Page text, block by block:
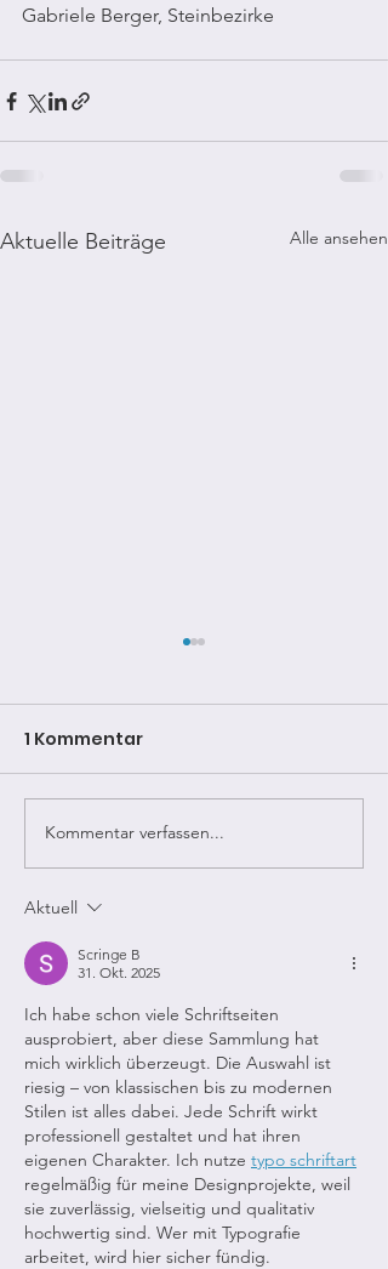
Gabriele Berger, Steinbezirke
Aktuelle Beiträge Alle ansehen
Bildervortrag: Ein Tor
durch die Zeit
1 Kommentar
Kommentar verfassen...
Aktuell
Scringe B
31. Okt. 2025
Ich habe schon viele Schriftseiten
ausprobiert, aber diese Sammlung hat
mich wirklich überzeugt. Die Auswahl ist
riesig – von klassischen bis zu modernen
Stilen ist alles dabei. Jede Schrift wirkt
professionell gestaltet und hat ihren
eigenen Charakter. Ich nutze typo schriftart
regelmäßig für meine Designprojekte, weil
sie zuverlässig, vielseitig und qualitativ
hochwertig sind. Wer mit Typografie
arbeitet, wird hier sicher fündig.